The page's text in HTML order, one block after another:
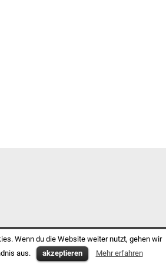
Wenn du die Website weiter nutzt, gehen wir
aus.
akzeptieren Mehr erfahren